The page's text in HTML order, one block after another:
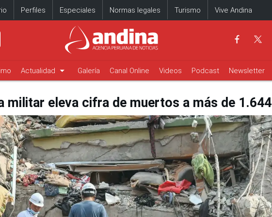
Perfiles Especiales Normas legales Turismo Vive Andina
Actualidad arrow_drop_down Galería Canal Online Videos Podcast Newsletter
militar eleva cifra de muertos a más de 1.644